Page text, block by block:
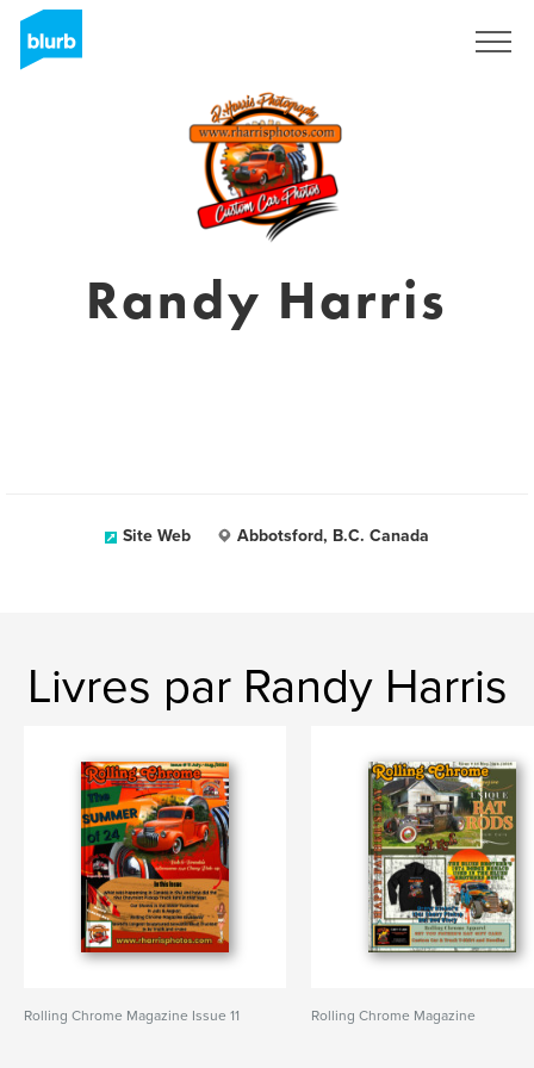
Randy Harris
Site Web Abbotsford, B.C. Canada
Livres par Randy Harris
Rolling Chrome Magazine Issue 11 Rolling Chrome Magazine